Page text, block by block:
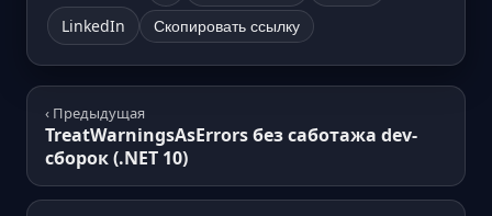
LinkedIn
Скопировать ссылку
‹ Предыдущая
TreatWarningsAsErrors без саботажа dev-
сборок (.NET 10)